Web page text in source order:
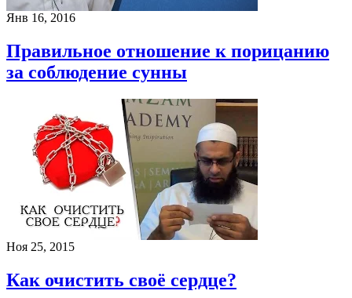
Янв 16, 2016
Правильное отношение к порицанию
за соблюдение сунны
Ноя 25, 2015
Как очистить своё сердце?